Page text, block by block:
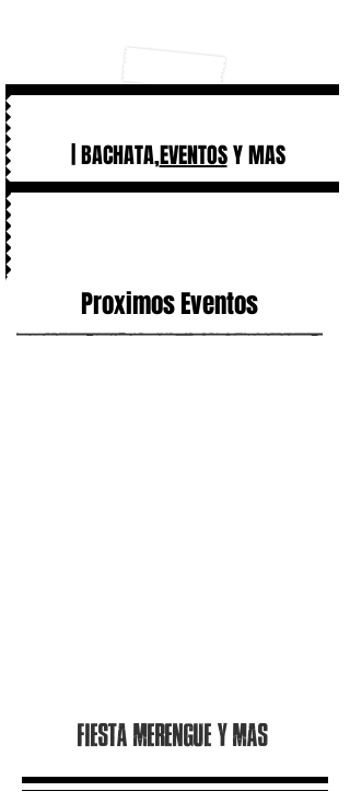
| BACHATA,EVENTOSY MAS
Proximos Eventos
Fiesta merengue y mas